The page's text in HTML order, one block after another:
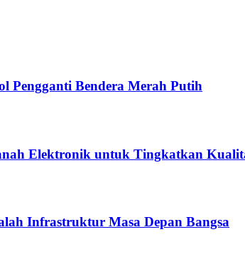
Pengganti Bendera Merah Putih
Elektronik untuk Tingkatkan
Infrastruktur Masa Depan Bangsa